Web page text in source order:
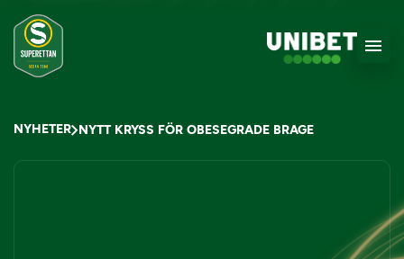
NYHETER NYTT KRYSS FÖR OBESEGRADE BRAGE